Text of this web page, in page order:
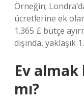
Örneğin;
ücretlerine ek
1.365 £ bütçe
dışında, yaklaşık
Ev almak
mı?